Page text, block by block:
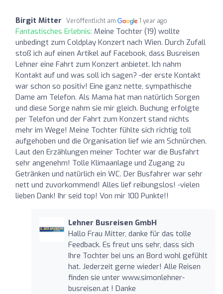
Birgit Mitter Veröffentlicht am 1 year ago
Fantastisches Erlebnis: Meine Tochter (19) wollte
unbedingt zum Coldplay Konzert nach Wien. Durch Zufall
stoß ich auf einen Artikel auf Facebook, dass Busreisen
Lehner eine Fahrt zum Konzert anbietet. Ich nahm
Kontakt auf und was soll ich sagen? -der erste Kontakt
war schon so positiv! Eine ganz nette, sympathische
Dame am Telefon. Als Mama hat man natürlich Sorgen
und diese Sorge nahm sie mir gleich. Buchung erfolgte
per Telefon und der Fahrt zum Konzert stand nichts
mehr im Wege! Meine Tochter fühlte sich richtig toll
aufgehoben und die Organisation lief wie am Schnürchen.
Laut den Erzählungen meiner Tochter war die Busfahrt
sehr angenehm! Tolle Klimaanlage und Zugang zu
Getränken und natürlich ein WC. Der Busfahrer war sehr
nett und zuvorkommend! Alles lief reibungslos! -vielen
lieben Dank! Ihr seid top! Von mir 100 Punkte!!
Lehner Busreisen GmbH
Hallo Frau Mitter, danke für das tolle
Feedback. Es freut uns sehr, dass sich
Ihre Tochter bei uns an Bord wohl gefühlt
hat. Jederzeit gerne wieder! Alle Reisen
finden sie unter www.simonlehner-
busreisen.at ! Danke